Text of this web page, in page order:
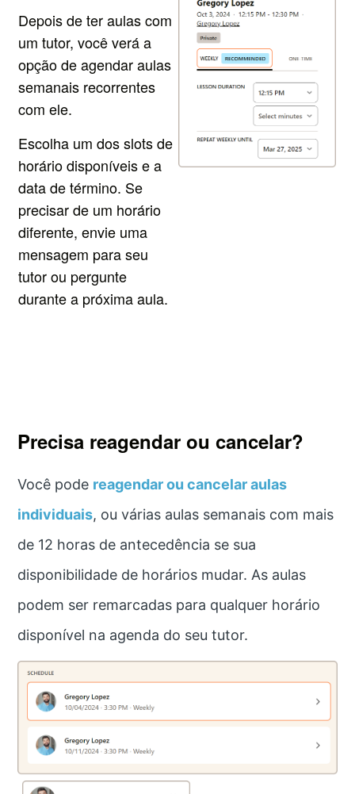
Depois de ter aulas com
um tutor, você verá a
opção de agendar aulas
semanais recorrentes
com ele.
Escolha um dos slots de
horário disponíveis e a
data de término. Se
precisar de um horário
diferente, envie uma
mensagem para seu
tutor ou pergunte
durante a próxima aula.
Precisa reagendar ou cancelar?
Você pode reagendar ou cancelar aulas
individuais, ou várias aulas semanais com mais
de 12 horas de antecedência se sua
disponibilidade de horários mudar. As aulas
podem ser remarcadas para qualquer horário
disponível na agenda do seu tutor.